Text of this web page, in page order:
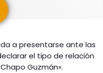
a presentarse ante las
el tipo de relación
Guzmán».